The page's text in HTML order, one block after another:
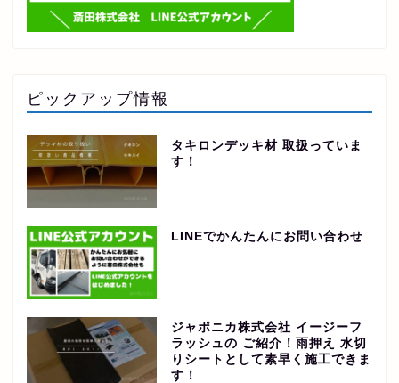
ピックアップ情報
タキロンデッキ材 取扱っていま
す！
LINEでかんたんにお問い合わせ
ジャポニカ株式会社 イージーフ
ラッシュの ご紹介！雨押え 水切
りシートとして素早く施工できま
す！